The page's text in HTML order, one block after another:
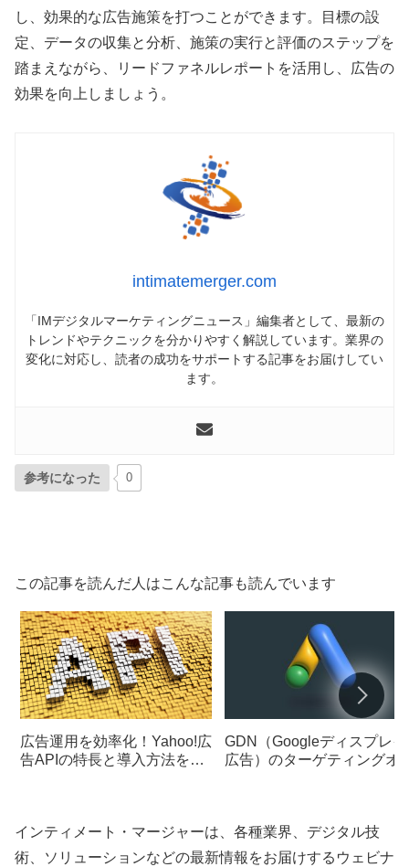
し、効果的な広告施策を打つことができます。目標の設
定、データの収集と分析、施策の実行と評価のステップを
踏まえながら、リードファネルレポートを活用し、広告の
効果を向上しましょう。
intimatemerger.com
「IMデジタルマーケティングニュース」編集者として、最新の
トレンドやテクニックを分かりやすく解説しています。業界の
変化に対応し、読者の成功をサポートする記事をお届けしてい
ます。
参考になった 0
この記事を読んだ人はこんな記事も読んでいます
広告運用を効率化！Yahoo!広
告APIの特長と導入方法を解
GDN（Googleディスプレイ
広告）のターゲティングオ
インティメート・マージャーは、各種業界、デジタル技
術、ソリューションなどの最新情報をお届けするウェビナ